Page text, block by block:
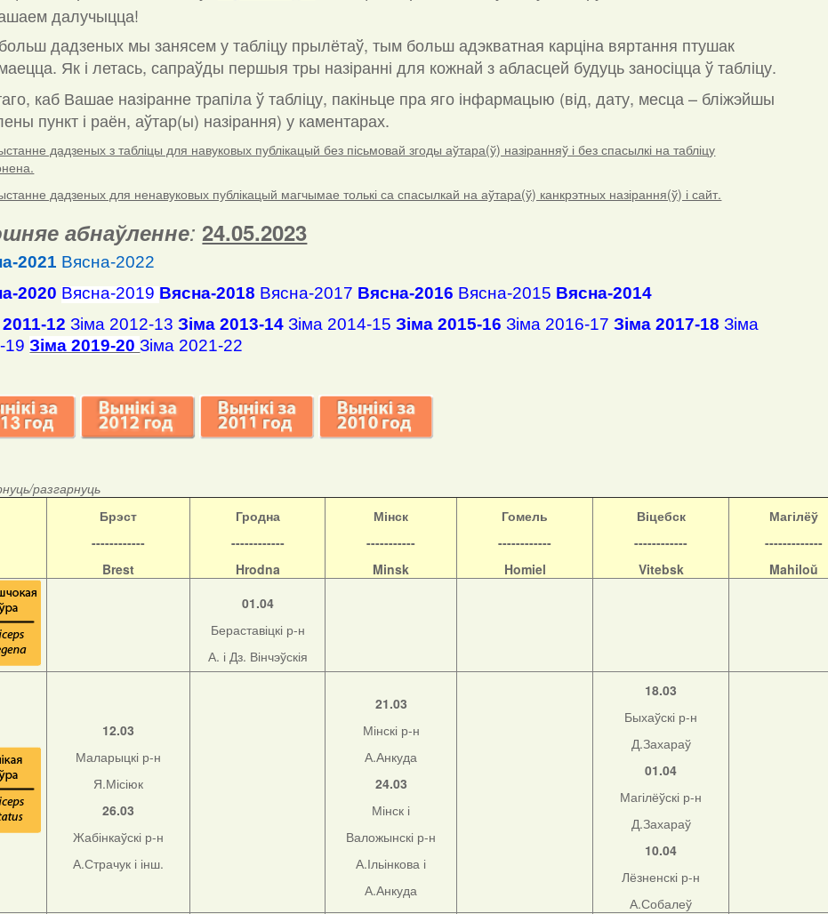
далучыцца!
дадзеных мы занясем у табліцу прылётаў, тым больш адэкватная карціна вяртання птушак
Як і летась, сапраўды першыя тры назіранні для кожнай з абласцей будуць заносіцца ў табліцу.
каб Вашае назіранне трапіла ў табліцу, пакіньце пра яго інфармацыю (від, дату, месца – бліжэйшы
пункт і раён, аўтар(ы) назірання) у каментарах.
дадзеных з табліцы для навуковых публікацый без пісьмовай згоды аўтара(ў) назіранняў і без спасылкі на табліцу
дадзеных для ненавуковых публікацый магчымае толькі са спасылкай на аўтара(ў) канкрэтных назірання(ў) і сайт.
абнаўленне: 24.05.2023
2021 Вясна-2022
2020 Вясна-2019 Вясна-2018 Вясна-2017 Вясна-2016 Вясна-2015 Вясна-2014
12 Зіма 2012-13 Зіма 2013-14 Зіма 2014-15 Зіма 2015-16 Зіма 2016-17 Зіма 2017-18 Зіма
19 Зіма 2019-20Зіма 2021-22
разгарнуць
Брэст
------------
Brest
Гродна
------------
Hrodna
Мінск
-----------
Minsk
Гомель
------------
Homiel
Віцебск
------------
Vitebsk
Магілёў
-------------
Mahiloŭ
01.04
Бераставіцкі р-н
А. і Дз. Вінчэўскія
12.03
Маларыцкі р-н
Я.Місіюк
26.03
Жабінкаўскі р-н
А.Страчук і інш.
21.03
Мінскі р-н
А.Анкуда
24.03
Мінск і
Валожынскі р-н
А.Ільінкова і
А.Анкуда
18.03
Быхаўскі р-н
Д.Захараў
01.04
Магілёўскі р-н
Д.Захараў
10.04
Лёзненскі р-н
А.Собалеў